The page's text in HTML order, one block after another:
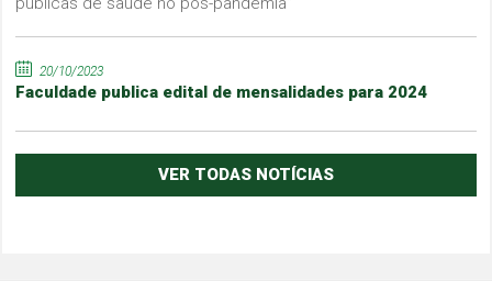
20/10/2023
Faculdade publica edital de mensalidades para 2024
VER TODAS NOTÍCIAS